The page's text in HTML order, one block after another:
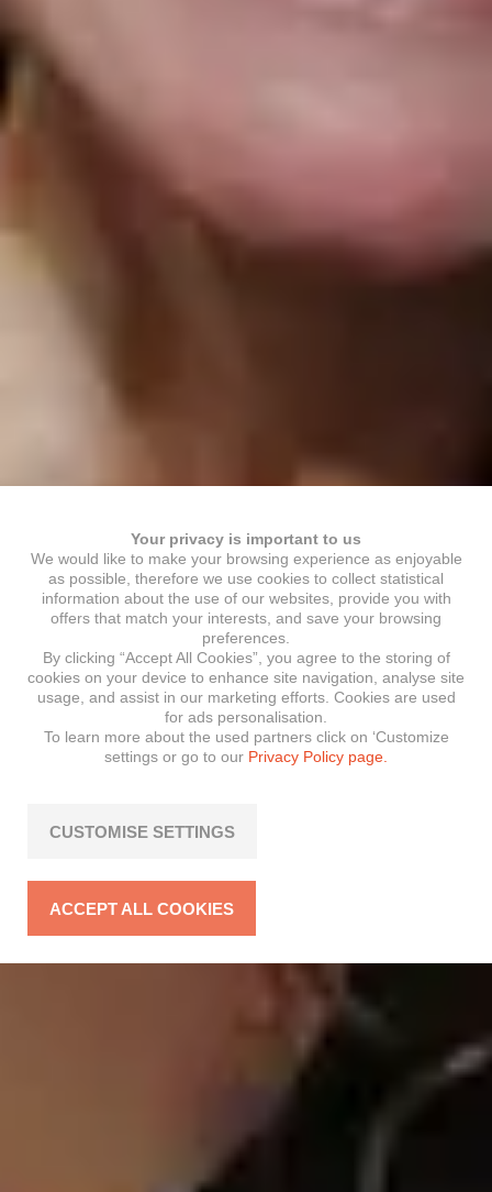
Your privacy is important to us
We would like to make your browsing experience as enjoyable
as possible, therefore we use cookies to collect statistical
information about the use of our websites, provide you with
offers that match your interests, and save your browsing
preferences.
By clicking “Accept All Cookies”, you agree to the storing of
cookies on your device to enhance site navigation, analyse site
usage, and assist in our marketing efforts. Cookies are used
for ads personalisation.
To learn more about the used partners click on ‘Customize
settings or go to our Privacy Policy page.
CUSTOMISE SETTINGS
ACCEPT ALL COOKIES